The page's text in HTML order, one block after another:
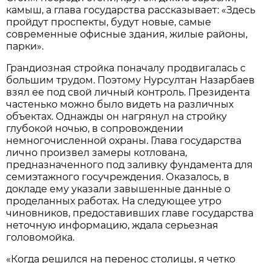
камыш, а глава государства рассказывает: «Здесь
пройдут проспекты, будут новые, самые
современные офисные здания, жилые районы,
парки».
Грандиозная стройка поначалу продвигалась с
большим трудом. Поэтому Нурсултан Назарбаев
взял ее под свой личный контроль. Президента
частенько можно было видеть на различных
объектах. Однажды он нагрянул на стройку
глубокой ночью, в сопровождении
немногочисленной охраны. Глава государства
лично произвел замеры котлована,
предназначенного под заливку фундамента для
семиэтажного госучреждения. Оказалось, в
докладе ему указали завышенные данные о
проделанных работах. На следующее утро
чиновников, предоставивших главе государства
неточную информацию, ждала серьезная
головомойка.
«Когда решился на перенос столицы, я четко